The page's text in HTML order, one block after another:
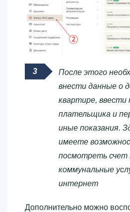
После этого
внести данные о
квартире, ввести
плательщика и
иные показания.
имеете
посмотреть счет
коммунальные
интернет
Дополнительно можно